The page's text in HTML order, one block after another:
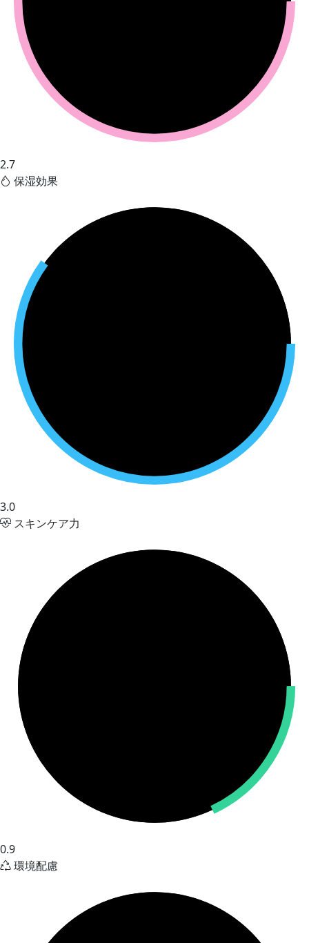
2.7
保湿効果
3.0
スキンケア力
0.9
環境配慮